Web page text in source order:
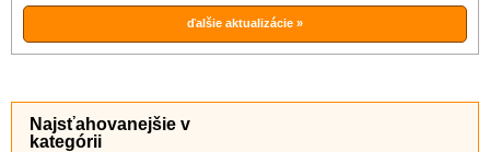
ďalšie aktualizácie »
Najsťahovanejšie v
kategórii